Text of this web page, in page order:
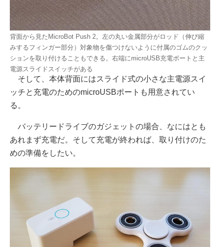
背面から見たMicroBot Push 2。左の丸い金属部分がロッド（伸び縮
みするフィンガー部分）対象物を傷つけないように付属のゴムのクッ
ションを取り付けることもできる。右端にmicroUSB充電ポートと主
電源スライドスイッチがある
そして、本体背面にはスライド式の小さな主電源スイ
ッチと充電のためのmicroUSBポートも用意されてい
る。
バッテリードライブのガジェットの場合、なにはとも
あれまず充電だ。そして充電が終われば、取り付けのた
めの準備をしたい。